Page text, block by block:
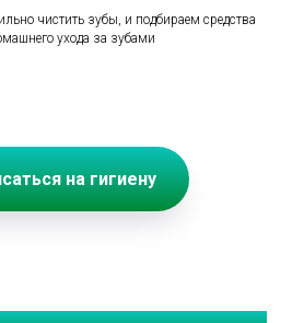
чистить зубы, и подбираем средства
ухода за зубами
на гигиену